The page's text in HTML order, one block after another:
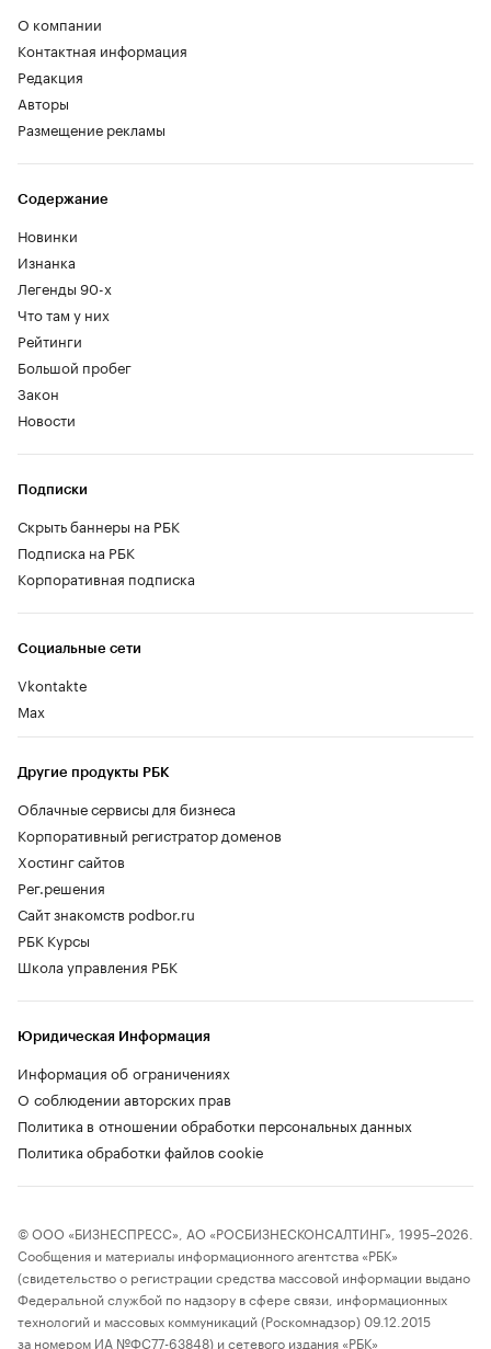
О компании
Контактная информация
Редакция
Авторы
Размещение рекламы
Содержание
Новинки
Изнанка
Легенды 90-х
Что там у них
Рейтинги
Большой пробег
Закон
Новости
Социальные сети
Vkontakte
Max
Другие продукты РБК
Облачные сервисы для бизнеса
Корпоративный регистратор доменов
Хостинг сайтов
Рег.решения
Сайт знакомств podbor.ru
РБК Курсы
Школа управления РБК
Подписки
Скрыть баннеры на РБК
Подписка на РБК
Корпоративная подписка
Юридическая Информация
Информация об ограничениях
О соблюдении авторских прав
Политика в отношении обработки персональных данных
Политика обработки файлов cookie
© ООО «БИЗНЕСПРЕСС», АО «РОСБИЗНЕСКОНСАЛТИНГ», 1995–2026.
Сообщения и материалы информационного агентства «РБК»
(свидетельство о регистрации средства массовой информации выдано
Федеральной службой по надзору в сфере связи, информационных
технологий и массовых коммуникаций (Роскомнадзор) 09.12.2015
за номером ИА №ФС77-63848) и сетевого издания «РБК»